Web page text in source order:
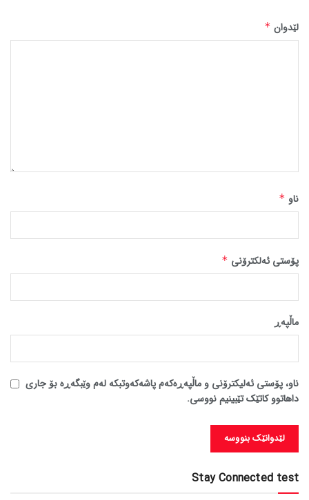
لێدوان *
ناو *
پۆستی ئەلکترۆنی *
ماڵپه‌ڕ
ناو، پۆستی ئەلیکترۆنی و ماڵپەڕەکەم پاشەکەوتبکە لەم وێبگەڕە بۆ جاری
داهاتوو کاتێک تێبینیم نووسی.
Stay Connected test